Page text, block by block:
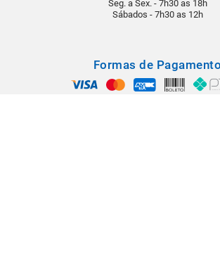
Seg. a Sex. - 7h30 as 18h
Sábados - 7h30 as 12h
Formas de Pagamento